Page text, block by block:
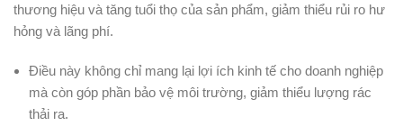
thương hiệu và tăng tuổi thọ của sản phẩm, giảm thiểu rủi ro hư
hỏng và lãng phí.
Điều này không chỉ mang lại lợi ích kinh tế cho doanh nghiệp
mà còn góp phần bảo vệ môi trường, giảm thiểu lượng rác
thải ra.